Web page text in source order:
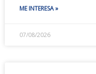
ME INTERESA »
07/08/2026